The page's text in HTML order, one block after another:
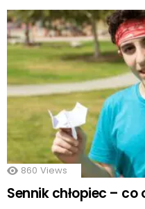
860 Views
Sennik chłopiec – co